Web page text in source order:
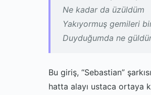
Ne kadar da üzüldüm
Yakıyormuş gemileri
Duyduğumda ne
Bu giriş, “Sebastian”
hatta alayı ustaca ortaya